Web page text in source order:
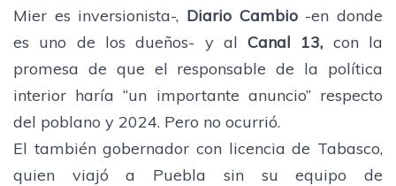
Mier es inversionista-, Diario Cambio -en donde
es uno de los dueños- y al Canal 13, con la
promesa de que el responsable de la política
interior haría “un importante anuncio” respecto
del poblano y 2024. Pero no ocurrió.
El también gobernador con licencia de Tabasco,
quien viajó a Puebla sin su equipo de